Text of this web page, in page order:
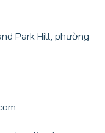
Park Hill, phường